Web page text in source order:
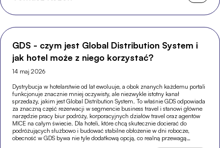
GDS - czym jest Global Distribution System i
jak hotel może z niego korzystać?
14 maj 2026
Dystrybucja w hotelarstwie od lat ewoluuje, a obok znanych każdemu portali
funkcjonuje znacznie mniej oczywisty, ale niezwykle istotny kanał
sprzedaży, jakim jest Global Distribution System. To właśnie GDS odpowiada
za znaczną część rezerwacji w segmencie business travel i stanowi główne
narzędzie pracy biur podróży, korporacyjnych działów travel oraz agentów
MICE na całym świecie. Dla hoteli, które chcą skutecznie docierać do
podróżujących służbowo i budować stabilne obłożenie w dni robocze,
obecność w GDS bywa nie tyle dodatkową opcją, co realną przewagą